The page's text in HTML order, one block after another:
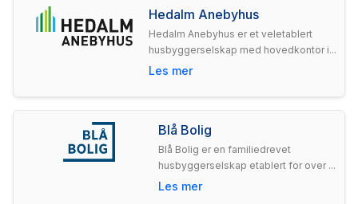
Hedalm Anebyhus
Hedalm Anebyhus er et veletablert
husbyggerselskap med hovedkontor i...
Les mer
Blå Bolig
Blå Bolig er en familiedrevet
husbyggerselskap etablert for over ...
Les mer